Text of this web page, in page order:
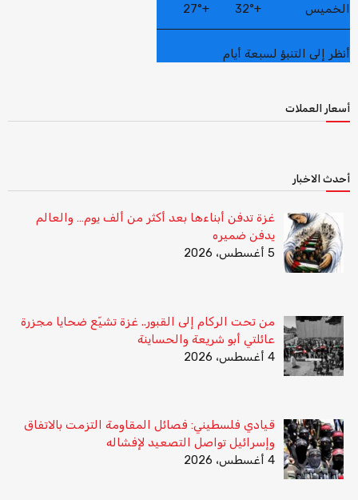
الخميس +
32°
+
27°
أنظر إلى التنبؤ لسبعة أيام
أسعار العملات
أحدث الاخبار
غزة تدفن أبناءها بعد أكثر من ألف يوم… والعالم
يدفن ضميره
5 أغسطس، 2026
من تحت الركام إلى القبور.. غزة تشيّع ضحايا مجزرة
عائلتي أبو شريعة والحساينة
4 أغسطس، 2026
قيادي فلسطيني: فصائل المقاومة التزمت بالاتفاق
وإسرائيل تواصل التصعيد لإفشاله
4 أغسطس، 2026